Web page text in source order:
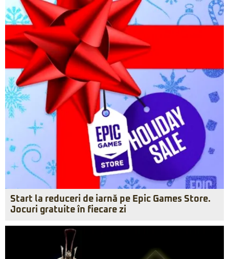
Start la reduceri de iarnă pe Epic Games Store.
Jocuri gratuite în fiecare zi